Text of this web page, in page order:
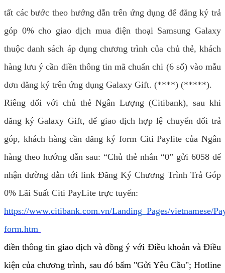
tất các bước theo hướng dẫn trên ứng dụng để đăng ký trả
góp 0% cho giao dịch mua điện thoại Samsung Galaxy
thuộc danh sách áp dụng chương trình của chủ thẻ, khách
hàng lưu ý cần điền thông tin mã chuẩn chi (6 số) vào mẫu
đơn đăng ký trên ứng dụng Galaxy Gift. (****) (*****).
Riêng đối với chủ thẻ Ngân Lượng (Citibank), sau khi
đăng ký Galaxy Gift, để giao dịch hợp lệ chuyển đổi trả
góp, khách hàng cần đăng ký form Citi Paylite của Ngân
hàng theo hướng dẫn sau: “Chủ thẻ nhắn “0” gửi 6058 để
nhận đường dẫn tới link Đăng Ký Chương Trình Trả Góp
0% Lãi Suất Citi PayLite trực tuyến:
https://www.citibank.com.vn/Landing_Pages/vietnamese/
form.htm
điền thông tin giao dịch và đồng ý với Điều khoản và Điều
kiện của chương trình, sau đó bấm "Gửi Yêu Cầu"; Hotline